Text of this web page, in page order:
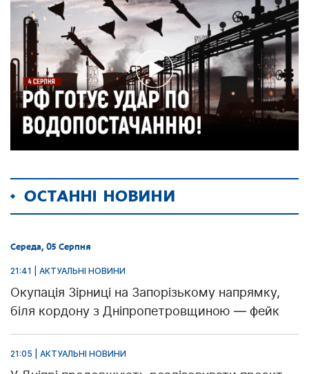
ОСТАННІ НОВИНИ
Середа, 05 Серпня
21:41 | АКТУАЛЬНІ НОВИНИ
Окупація Зірниці на Запорізькому напрямку,
біля кордону з Дніпропетровщиною — фейк
21:05 | АКТУАЛЬНІ НОВИНИ